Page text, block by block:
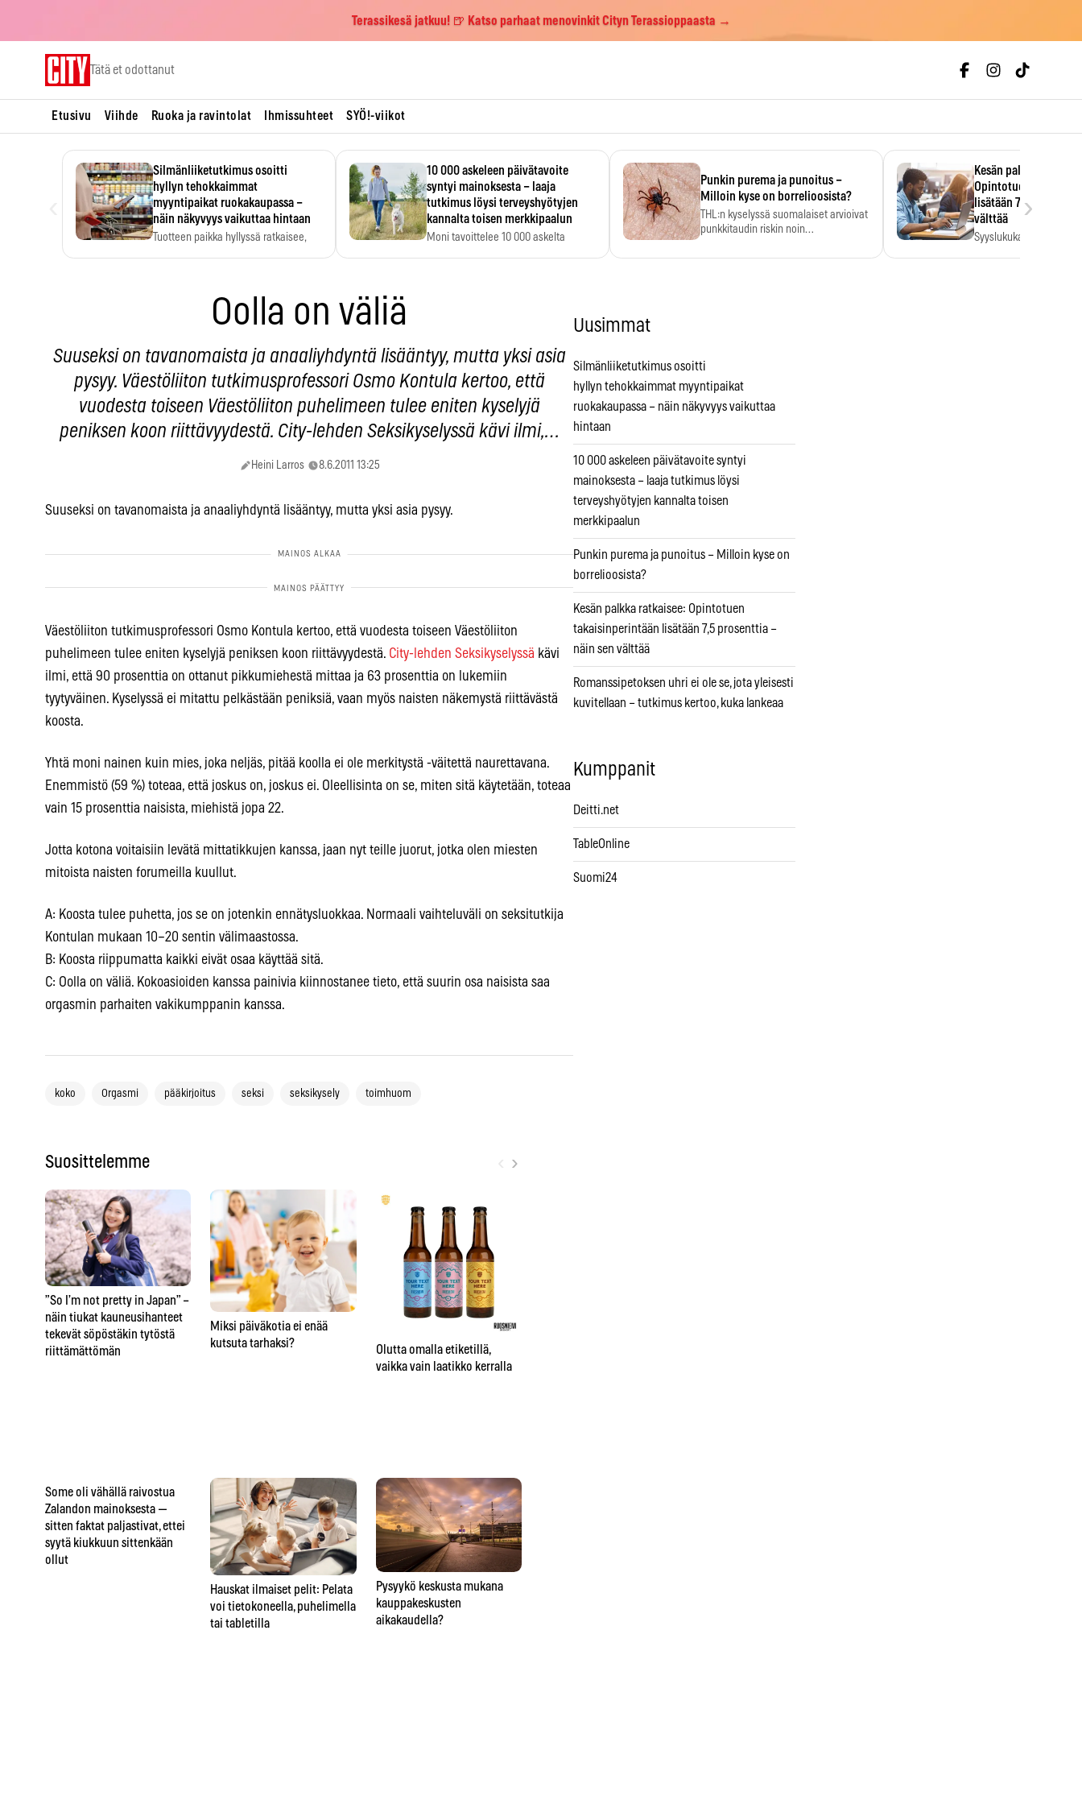
Terassikesä jatkuu! 🍺 Katso parhaat menovinkit Cityn Terassioppaasta →
Tätä et odottanut
Etusivu Viihde Ruoka ja ravintolat Ihmissuhteet SYÖ!-viikot
Silmänliiketutkimus osoitti
hyllyn tehokkaimmat
myyntipaikat ruokakaupassa –
näin näkyvyys vaikuttaa hintaan
Tuotteen paikka hyllyssä ratkaisee,
10 000 askeleen päivätavoite
syntyi mainoksesta – laaja
tutkimus löysi terveyshyötyjen
kannalta toisen merkkipaalun
Moni tavoittelee 10 000 askelta
Punkin purema ja punoitus –
Milloin kyse on borrelioosista?
THL:n kyselyssä suomalaiset arvioivat
punkkitaudin riskin noin
Kesän palkka
Opintotuen
lisätään 7,5
välttää
Syyslukukauden
›
Oolla on väliä
Suuseksi on tavanomaista ja anaaliyhdyntä lisääntyy, mutta yksi asia
pysyy. Väestöliiton tutkimusprofessori Osmo Kontula kertoo, että
vuodesta toiseen Väestöliiton puhelimeen tulee eniten kyselyjä
peniksen koon riittävyydestä. City-lehden Seksikyselyssä kävi ilmi,…
Heini Larros 8.6.2011 13:25
Suuseksi on tavanomaista ja anaaliyhdyntä lisääntyy, mutta yksi asia pysyy.
Väestöliiton tutkimusprofessori Osmo Kontula kertoo, että vuodesta toiseen Väestöliiton
puhelimeen tulee eniten kyselyjä peniksen koon riittävyydestä. City-lehden Seksikyselyssä kävi
ilmi, että 90 prosenttia on ottanut pikkumiehestä mittaa ja 63 prosenttia on lukemiin
tyytyväinen. Kyselyssä ei mitattu pelkästään peniksiä, vaan myös naisten näkemystä riittävästä
koosta.
Yhtä moni nainen kuin mies, joka neljäs, pitää koolla ei ole merkitystä -väitettä naurettavana.
Enemmistö (59 %) toteaa, että joskus on, joskus ei. Oleellisinta on se, miten sitä käytetään, toteaa
vain 15 prosenttia naisista, miehistä jopa 22.
Jotta kotona voitaisiin levätä mittatikkujen kanssa, jaan nyt teille juorut, jotka olen miesten
mitoista naisten forumeilla kuullut.
A: Koosta tulee puhetta, jos se on jotenkin ennätysluokkaa. Normaali vaihteluväli on seksitutkija
Kontulan mukaan 10–20 sentin välimaastossa.
B: Koosta riippumatta kaikki eivät osaa käyttää sitä.
C: Oolla on väliä. Kokoasioiden kanssa painivia kiinnostanee tieto, että suurin osa naisista saa
orgasmin parhaiten vakikumppanin kanssa.
koko Orgasmi pääkirjoitus seksi seksikysely toimhuom
Suosittelemme ›
”So I’m not pretty in Japan” –
näin tiukat kauneusihanteet
tekevät söpöstäkin tytöstä
riittämättömän
Some oli vähällä raivostua
Zalandon mainoksesta —
sitten faktat paljastivat, ettei
syytä kiukkuun sittenkään
ollut
Miksi päiväkotia ei enää
kutsuta tarhaksi?
Hauskat ilmaiset pelit: Pelata
voi tietokoneella, puhelimella
tai tabletilla
Olutta omalla etiketillä,
vaikka vain laatikko kerralla
Pysyykö keskusta mukana
kauppakeskusten
aikakaudella?
Uusimmat
Silmänliiketutkimus osoitti
hyllyn tehokkaimmat myyntipaikat
ruokakaupassa – näin näkyvyys vaikuttaa
hintaan
10 000 askeleen päivätavoite syntyi
mainoksesta – laaja tutkimus löysi
terveyshyötyjen kannalta toisen
merkkipaalun
Punkin purema ja punoitus – Milloin kyse on
borrelioosista?
Kesän palkka ratkaisee: Opintotuen
takaisinperintään lisätään 7,5 prosenttia –
näin sen välttää
Romanssipetoksen uhri ei ole se, jota yleisesti
kuvitellaan – tutkimus kertoo, kuka lankeaa
Kumppanit
Deitti.net
TableOnline
Suomi24